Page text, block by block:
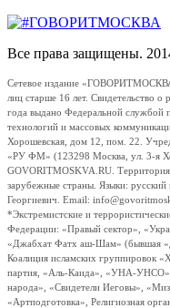
Все права защищены.
Сетевое издание
лиц старше 16 лет. Свидетельство
года выдано Федеральной службой
технологий и массовых
Хорошевская, дом 12, пом. 22.
«РУ ФМ» (123298 Москва, ул. 3-я
GOVORITMOSKVA.RU.
зарубежные страны. Языки: русский
Георгиевич. Email:
*Экстремистские и
Федерации: «Правый сектор»,
«Джабхат Фатх аш-Шам» (бывшая
Коалиция исламских группировок
партия, «Аль-Каида», «УНА-УНСО»,
народа», «Свидетели Иеговы»,
«Артподготовка», Религиозная